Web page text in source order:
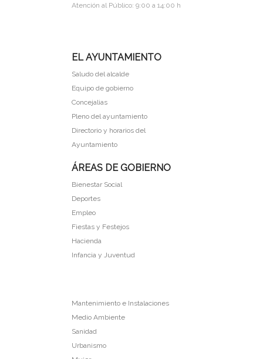
Atención al Público: 9:00 a 14:00 h
EL AYUNTAMIENTO
Saludo del alcalde
Equipo de gobierno
Concejalias
Pleno del ayuntamiento
Directorio y horarios del
Ayuntamiento
ÁREAS DE GOBIERNO
Bienestar Social
Deportes
Empleo
Fiestas y Festejos
Hacienda
Infancia y Juventud
Mantenimiento e Instalaciones
Medio Ambiente
Sanidad
Urbanismo